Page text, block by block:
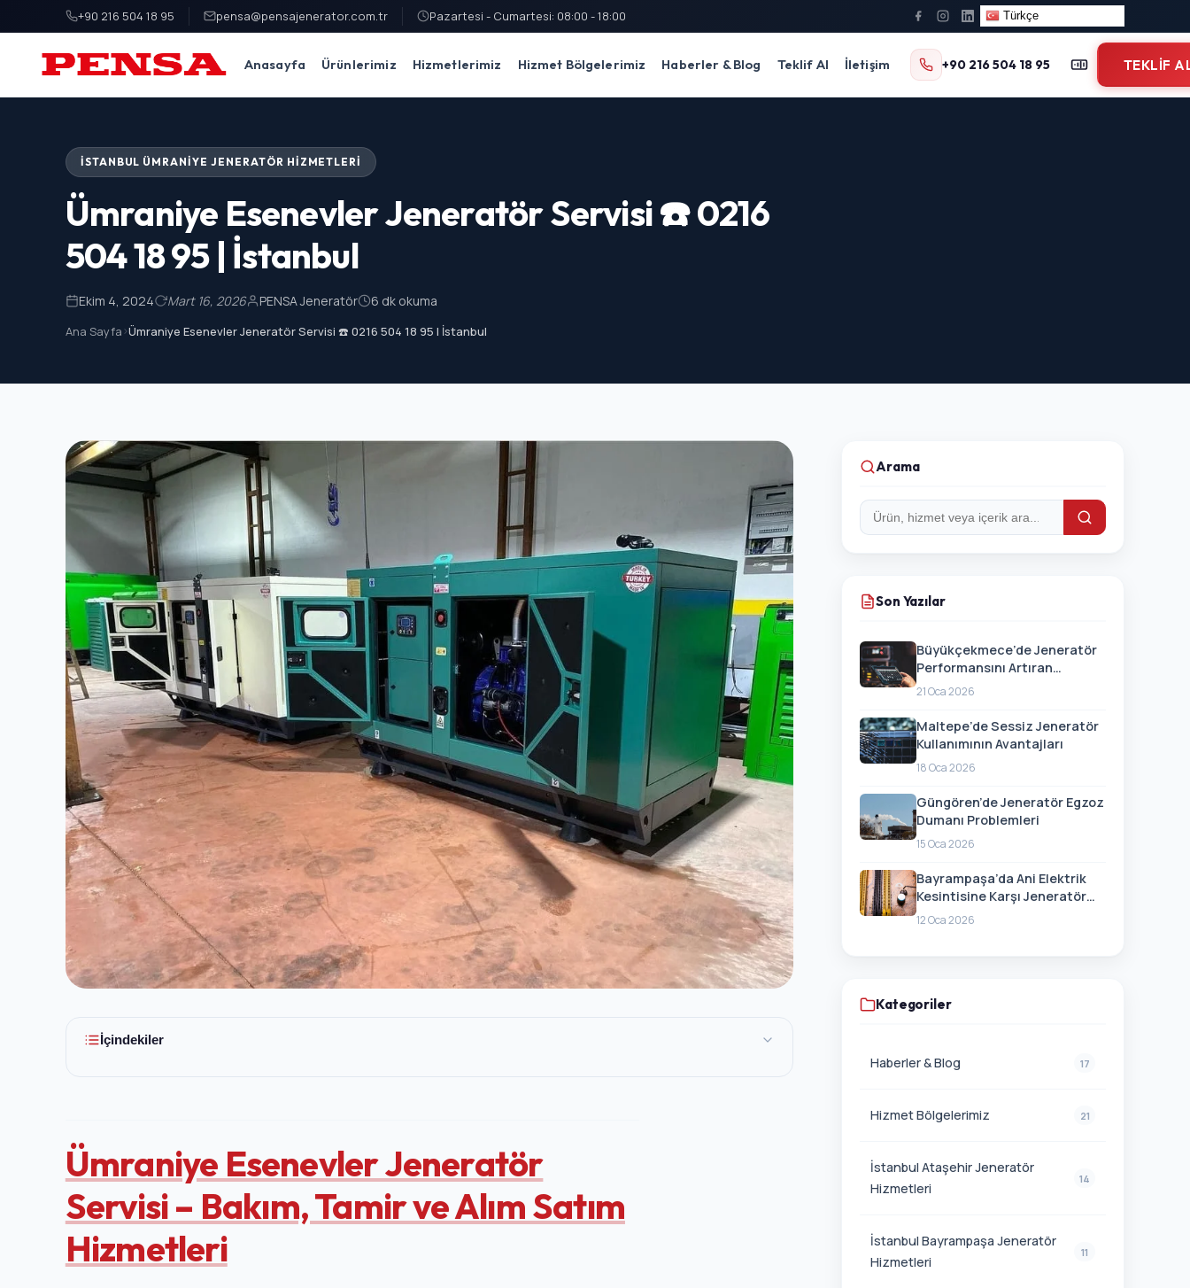
+90 216 504 18 95 pensa@pensajenerator.com.tr Pazartesi - Cumartesi: 08:00 - 18:00 Türkçe
PENSA Generator
Anasayfa Ürünlerimiz Hizmetlerimiz Hizmet Bölgelerimiz Haberler & Blog Teklif Al İletişim +90 216 504 18 95 TEKLIF
İSTANBUL ÜMRANIYE JENERATÖR HIZMETLERI
Ümraniye Esenevler Jeneratör Servisi ☎️ 0216
504 18 95 | İstanbul
Ekim 4, 2024 Mart 16, 2026 PENSA Jeneratör 6 dk okuma
Ana Sayfa>Ümraniye Esenevler Jeneratör Servisi ☎️ 0216 504 18 95 | İstanbul
İçindekiler
Ümraniye Esenevler Jeneratör
Servisi – Bakım, Tamir ve Alım Satım
Hizmetleri
Arama
Arama:
Son Yazılar
Büyükçekmece’de Jeneratör
Performansını Artıran
Güncellemeler
21 Oca 2026
Maltepe’de Sessiz Jeneratör
Kullanımının Avantajları
18 Oca 2026
Güngören’de Jeneratör Egzoz
Dumanı Problemleri
15 Oca 2026
Bayrampaşa’da Ani Elektrik
Kesintisine Karşı Jeneratör
Hazırlığı
12 Oca 2026
Kategoriler
Haberler & Blog 17
Hizmet Bölgelerimiz 21
İstanbul Ataşehir Jeneratör
Hizmetleri
14
İstanbul Bayrampaşa Jeneratör
Hizmetleri
11